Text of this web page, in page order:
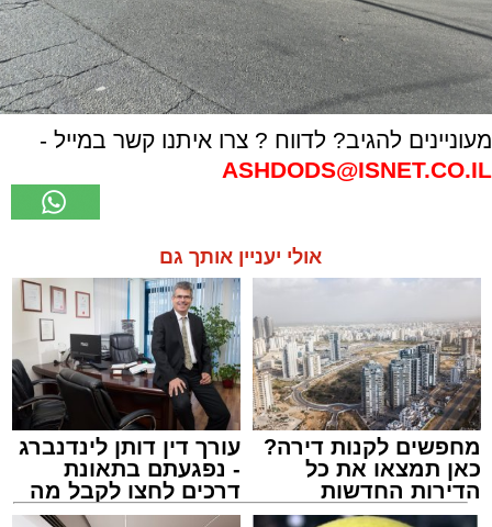
מעוניינים להגיב? לדווח ? צרו איתנו קשר במייל -
ASHDODS@ISNET.CO.IL
אולי יעניין אותך גם
מחפשים לקנות דירה?
כאן תמצאו את כל
הדירות החדשות
למכירה באשדוד >>>
עורך דין דותן לינדנברג
- נפגעתם בתאונת
דרכים לחצו לקבל מה
שמגיע לכם